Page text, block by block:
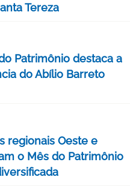
Tereza
Patrimônio destaca a
do Abílio Barreto
regionais Oeste e
o Mês do Patrimônio